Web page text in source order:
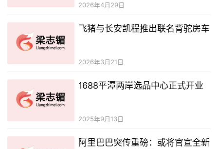
2026年4月29日
飞猪与长安凯程推出联名背驼房车
2026年3月21日
1688平潭两岸选品中心正式开业
2025年9月13日
阿里巴巴突传重磅：或将官宣全新